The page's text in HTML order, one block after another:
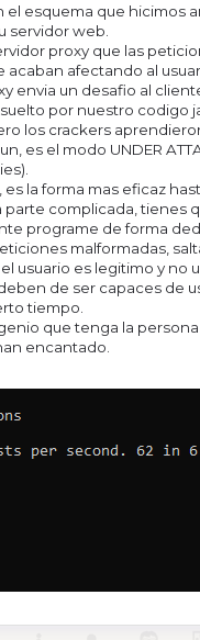
esquema que hicimos
servidor web.
proxy que las
afectando al
envia un desafio al
por nuestro
los crackers
es el modo UNDER
la forma mas eficaz
complicada, tienes
programe de forma
malformadas,
usuario es legitimo y no
de ser capaces de
tiempo.
que tenga la
encantado.